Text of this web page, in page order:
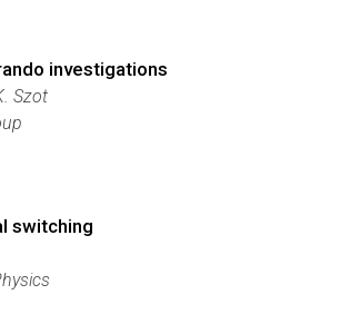
investigations
Szot
switching